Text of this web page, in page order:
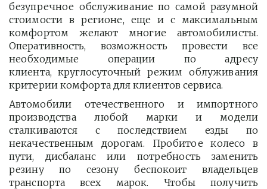
безупречное обслуживание по самой разумной
стоимости в регионе, еще и с максимальным
комфортом желают многие автомобилисты.
Оперативность, возможность провести все
необходимые операции по адресу
клиента, круглосуточный режим облуживания
критерии комфорта для клиентов сервиса.
Автомобили отечественного и импортного
производства любой марки и модели
сталкиваются с последствием езды по
некачественным дорогам. Пробитое колесо в
пути, дисбаланс или потребность заменить
резину по сезону беспокоит владельцев
транспорта всех марок. Чтобы получить